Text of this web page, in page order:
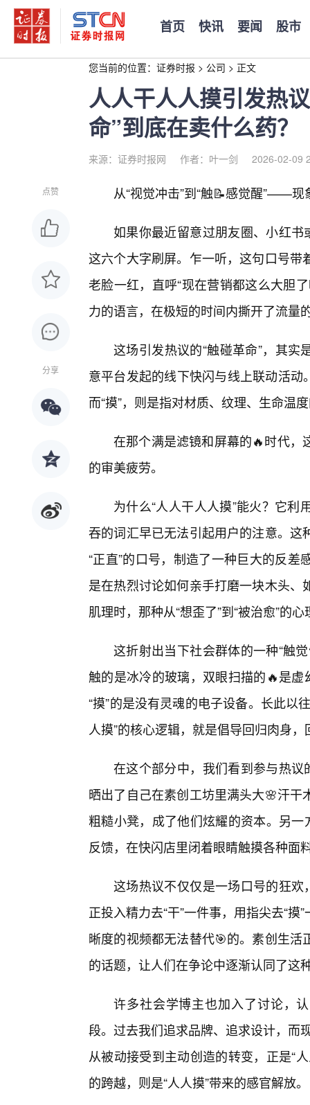
首页 快讯 要闻 股市
您当前的位置： 证券时报 > 公司 > 正文
人人干人人摸引发热
命”到底在卖什么药？
来源：证券时报网 作者：叶一剑 2026-02-09
点赞
分享
从“视觉冲击”到“触📝感觉醒”——
如果你最近留意过朋友圈、小红书
这六个大字刷屏。乍一听，这句口号
老脸一红，直呼“现在营销都这么大胆
力的语言，在极短的时间内撕开了流量
这场引发热议的“触碰革命”，其实
意平台发起的线下快闪与线上联动活动
而“摸”，则是指对材质、纹理、生命温
在那个满是滤镜和屏幕的🔥时代，
的审美疲劳。
为什么“人人干人人摸”能火？它
吞的词汇早已无法引起用户的注意。
“正直”的口号，制造了一种巨大的反
是在热烈讨论如何亲手打磨一块木头
肌理时，那种从“想歪了”到“被治愈”的
这折射出当下社会群体的一种“触
触的是冰冷的玻璃，双眼扫描的🔥是
“摸”的是没有灵魂的电子设备。长此以
人摸”的核心逻辑，就是倡导回归肉身，
在这个部分中，我们看到参与热议
晒出了自己在素创工坊里满头大🌸汗
粗糙小凳，成了他们炫耀的资本。另
反馈，在快闪店里闭着眼睛触摸各种面
这场热议不仅仅是一场口号的狂欢
正投入精力去“干”一件事，用指尖去“
晰度的视频都无法替代🎯的。素创生
的话题，让人们在争论中逐渐认同了这
许多社会学博主也加入了讨论，
段。过去我们追求品牌、追求设计，而
从被动接受到主动创造的转变，正是“
的跨越，则是“人人摸”带来的感官解放。